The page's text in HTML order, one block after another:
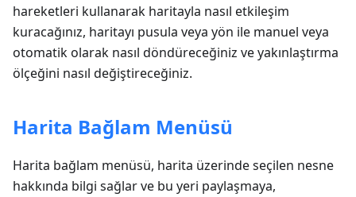
hareketleri kullanarak haritayla nasıl etkileşim
kuracağınız, haritayı pusula veya yön ile manuel veya
otomatik olarak nasıl döndüreceğiniz ve yakınlaştırma
ölçeğini nasıl değiştireceğiniz.
Harita Bağlam Menüsü
Harita bağlam menüsü, harita üzerinde seçilen nesne
hakkında bilgi sağlar ve bu yeri paylaşmaya,